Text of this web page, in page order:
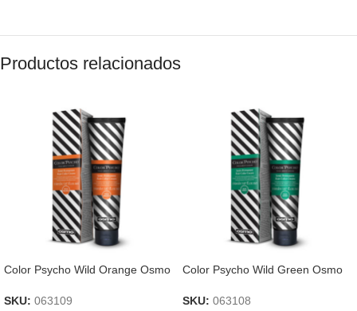
Productos relacionados
Color Psycho Wild Orange Osmo
SKU: 063109
Color Psycho Wild Green Osmo
SKU: 063108